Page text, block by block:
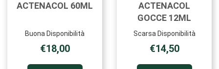
ACTENACOL 60ML
Buona Disponibilità
€18,00
ACTENACOL
GOCCE 12ML
Scarsa Disponibilità
€14,50